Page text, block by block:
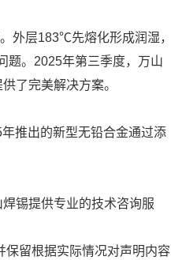
外层183℃先熔化形成润湿，
题。2025年第三季度，万山
了完美解决方案。
推出的新型无铅合金通过添
锡提供专业的技术咨询服
保留根据实际情况对声明内容